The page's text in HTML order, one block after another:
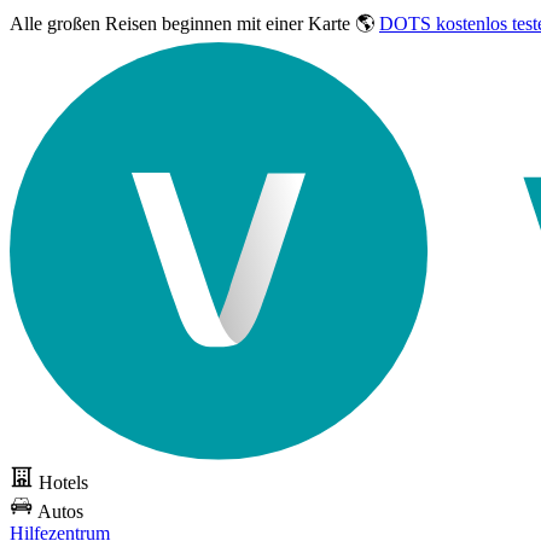
Alle großen Reisen beginnen mit einer Karte 🌎 DOTS kostenlos
Hotels
Autos
Hilfezentrum